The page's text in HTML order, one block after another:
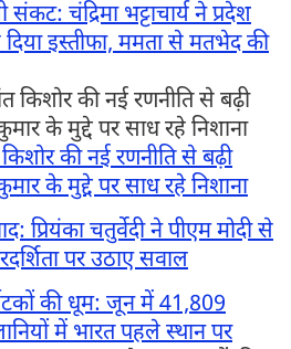
चंद्रिमा भट्टाचार्य ने प्रदेश
इस्तीफा, ममता से मतभेद की
की नई रणनीति से बढ़ी
के मुद्दे पर साध रहे निशाना
प्रियंका चतुर्वेदी ने पीएम मोदी से
पर उठाए सवाल
की धूम: जून में 41,809
में भारत पहले स्थान पर